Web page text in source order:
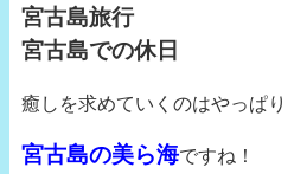
宮古島旅行
宮古島での休日
癒しを求めていくのはやっぱり
宮古島の美ら海ですね！